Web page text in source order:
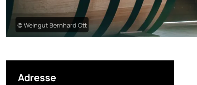
© Weingut Bernhard Ott
Adresse